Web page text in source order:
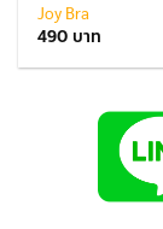
Joy Bra
490